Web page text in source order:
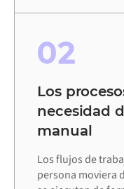
02
Los
necesidad
manual
Los flujos de
persona moviera